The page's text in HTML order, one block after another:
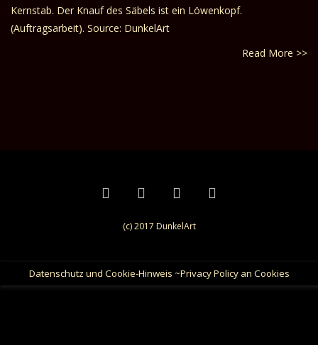
Kernstab. Der Knauf des Säbels ist ein Löwenkopf.
(Auftragsarbeit). Source: DunkelArt
Read More >>
(c) 2017 DunkelArt
Datenschutz und Cookie-Hinweis ~Privacy Policy an Cookies